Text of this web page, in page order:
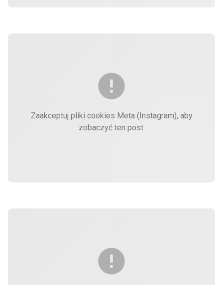
Zaakceptuj pliki cookies Meta (Instagram), aby
zobaczyć ten post.